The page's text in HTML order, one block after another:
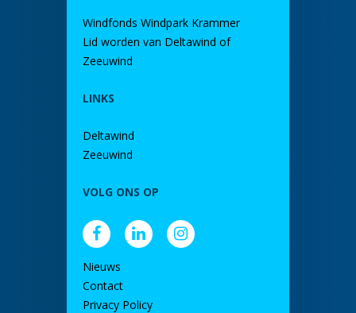
Windfonds Windpark Krammer
Lid worden van Deltawind of
Zeeuwind
LINKS
Deltawind
Zeeuwind
VOLG ONS OP
Nieuws
Contact
Privacy Policy